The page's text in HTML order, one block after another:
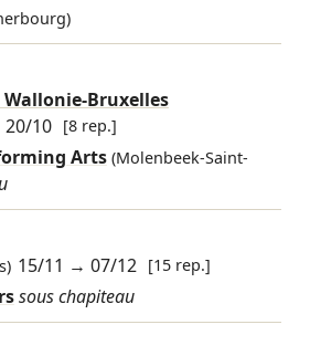
Bruxelles
20/10 [8 rep.]
Arts (Molenbeek-Saint-
15/11 →07/12 [15 rep.]
sous chapiteau